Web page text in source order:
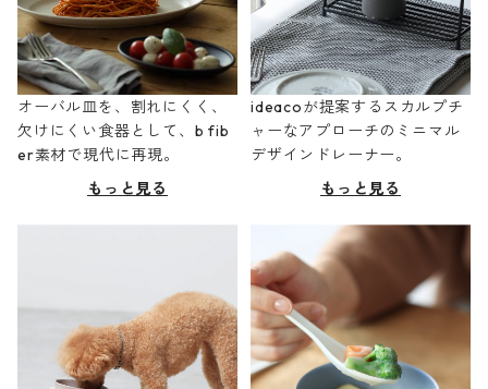
オーバル皿を、割れにくく、
欠けにくい食器として、b fib
er素材で現代に再現。
もっと見る
ideacoが提案するスカルプチ
ャーなアプローチのミニマル
デザインドレーナー。
もっと見る